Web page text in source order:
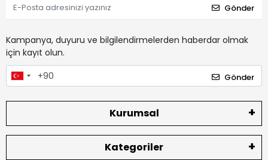
Gönder
Kampanya, duyuru ve bilgilendirmelerden haberdar olmak
için kayıt olun.
Gönder
Kurumsal
Kategoriler